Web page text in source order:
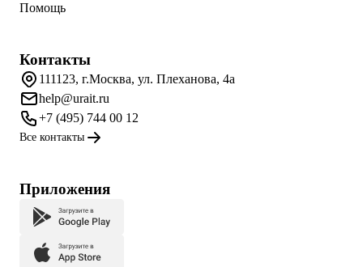
Помощь
Контакты
111123, г.Москва, ул. Плеханова, 4а
help@urait.ru
+7 (495) 744 00 12
Все контакты
Приложения